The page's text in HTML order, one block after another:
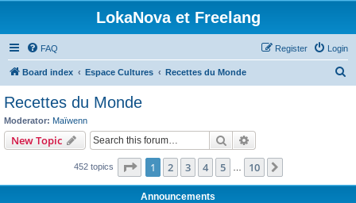
LokaNova et Freelang
FAQ Login
Register
Board index Espace Cultures Recettes du Monde
Recettes du Monde
Moderator: Maïwenn
New Topic Search
452 topics Page 1of 10
1 2 3 4 5 10
Announcements